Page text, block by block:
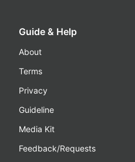
Guide & Help
About
Terms
Privacy
Guideline
Media Kit
Feedback/Requests